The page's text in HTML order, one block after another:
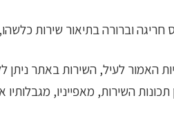
חריגה וברורה בתיאור שירות
השירות, מאפייניו,